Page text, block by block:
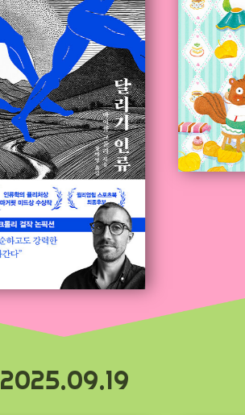
2025.09.19